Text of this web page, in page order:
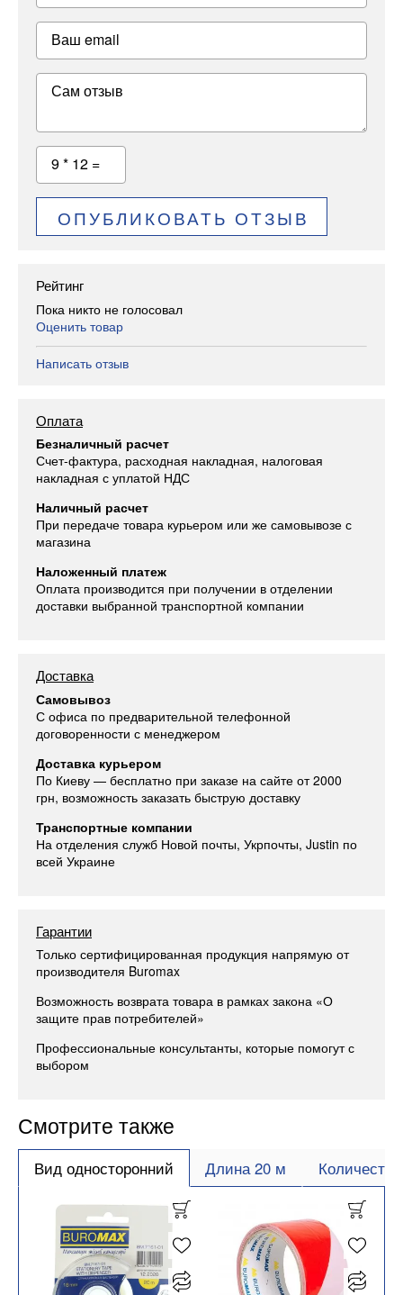
Ваш email
Сам отзыв
9 * 12 =
ОПУБЛИКОВАТЬ ОТЗЫВ
Рейтинг
Пока никто не голосовал
Оценить товар
Написать отзыв
Оплата
Безналичный расчет
Счет-фактура, расходная накладная, налоговая
накладная с уплатой НДС
Наличный расчет
При передаче товара курьером или же самовывозе с
магазина
Наложенный платеж
Оплата производится при получении в отделении
доставки выбранной транспортной компании
Доставка
Самовывоз
С офиса по предварительной телефонной
договоренности с менеджером
Доставка курьером
По Киеву — бесплатно при заказе на сайте от 2000
грн, возможность заказать быструю доставку
Транспортные компании
На отделения служб Новой почты, Укрпочты, Justin по
всей Украине
Гарантии
Только сертифицированная продукция напрямую от
производителя Buromax
Возможность возврата товара в рамках закона «О
защите прав потребителей»
Профессиональные консультанты, которые помогут с
выбором
Смотрите также
Вид односторонний Длина 20 м